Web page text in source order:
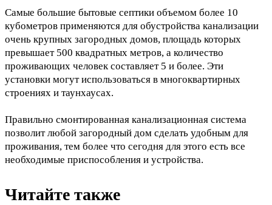
Самые большие бытовые септики объемом более 10
кубометров применяются для обустройства канализации
очень крупных загородных домов, площадь которых
превышает 500 квадратных метров, а количество
проживающих человек составляет 5 и более. Эти
установки могут использоваться в многоквартирных
строениях и таунхаусах.
Правильно смонтированная канализационная система
позволит любой загородный дом сделать удобным для
проживания, тем более что сегодня для этого есть все
необходимые приспособления и устройства.
Читайте также